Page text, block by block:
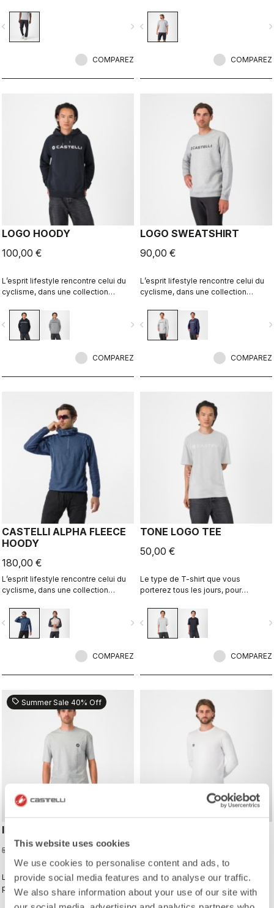
This website uses cookies
We use cookies to personalise content and ads, to
provide social media features and to analyse our traffic.
We also share information about your use of our site with
navigate_next
COMPAREZ
navigate_before
COMPAREZ
LOGO HOODY
100,00 €
L’esprit lifestyle rencontre celui du
cyclisme, dans une collection
navigate_next
COMPAREZ
LOGO SWEATSHIRT
90,00 €
L’esprit lifestyle rencontre celui du
cyclisme, dans une collection
navigate_before
COMPAREZ
CASTELLI ALPHA FLEECE
HOODY
180,00 €
L’esprit lifestyle rencontre celui du
cyclisme, dans une collection
capuche à la coupe décontractée en
tissu Polartec Alpha.
navigate_next
COMPAREZ
TONE LOGO TEE
50,00 €
Le type de T-shirt que vous
porterez tous les jours, pour
même lorsque vous mettez le pied
à terre.
navigate_before
COMPAREZ
sell Summer Sale 40% Off
INNOVATION LOGO TEE
50,00 € 30,00 €
Le type de T-shirt que vous
porterez tous les jours, pour
Le type de T-shirt que vous
porterez tous les jours, pour
continuer de représenter Castelli